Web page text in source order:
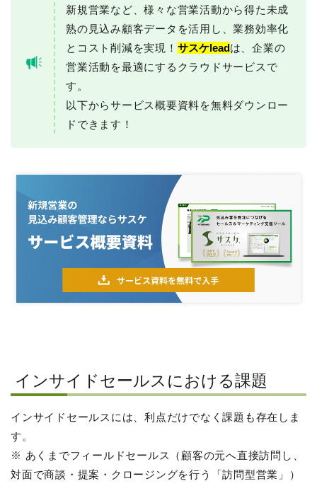
新規営業など、様々な営業活動から得た未成
熟の見込み顧客データを活用し、業務効率化
とコスト削減を実現！ サスケleadは、企業の
営業活動を最適にするクラウドサービスで
す。
以下からサービス概要資料を無料ダウンロー
ドできます！
インサイドセールスにおける課題
インサイドセールスには、利点だけでなく課題も存在しま
す。
※ あくまでフィールドセールス（顧客の元へ直接訪問し、
対面で商談・提案・クロージングを行う「訪問型営業」）